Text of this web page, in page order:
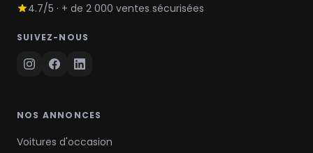
4.7/5 · + de 2 000 ventes sécurisées
SUIVEZ-NOUS
NOS ANNONCES
Voitures d'occasion